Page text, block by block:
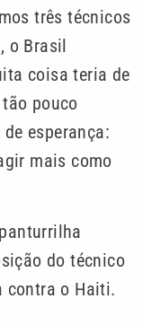
três técnicos
o Brasil
coisa teria de
pouco
esperança:
mais como
do técnico
contra o Haiti.